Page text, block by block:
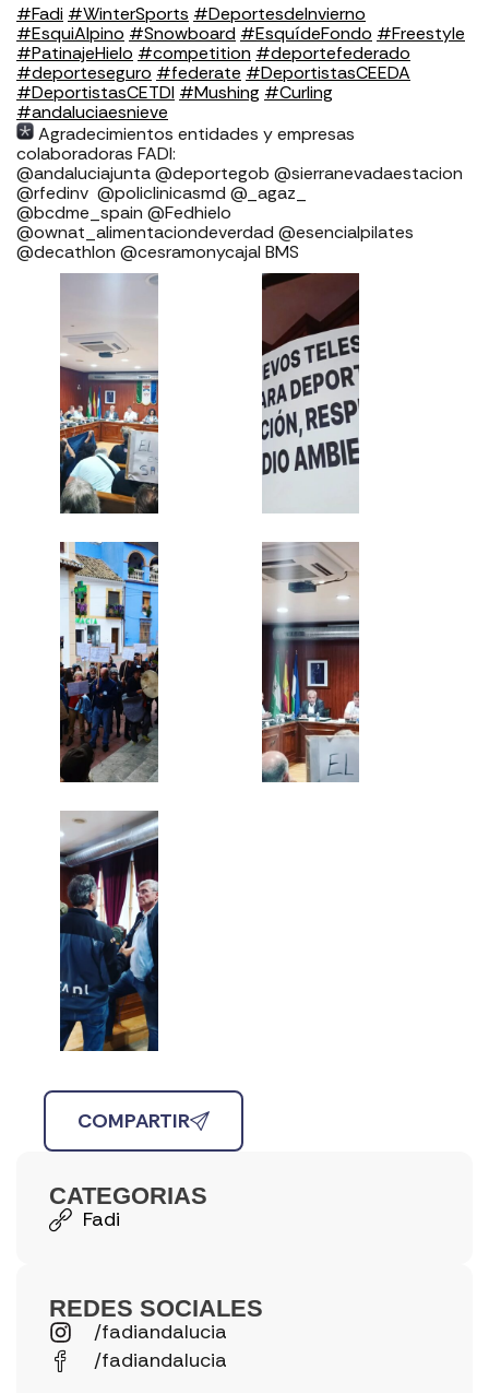
#Fadi #WinterSports #DeportesdeInvierno
#EsquiAlpino #Snowboard #EsquídeFondo #Freestyle
#PatinajeHielo #competition #deportefederado
#deporteseguro #federate #DeportistasCEEDA
#DeportistasCETDI #Mushing #Curling
#andaluciaesnieve
Agradecimientos entidades y empresas
colaboradoras FADI: ⁣⁣⁣⁣⁣⁣⁣⁣⁣⁣⁣⁣⁣⁣⁣⁣⁣⁣
⁣⁣⁣⁣@andaluciajunta @deportegob ⁣⁣⁣@sierranevadaestacion
@rfedinv ⁣⁣⁣⁣⁣⁣⁣⁣⁣⁣⁣⁣⁣⁣⁣⁣⁣ @policlinicasmd @_agaz_
@bcdme_spain @Fedhielo
@ownat_alimentaciondeverdad @esencialpilates
@decathlon @cesramonycajal BMS
COMPARTIR
CATEGORIAS
Fadi
REDES SOCIALES
/fadiandalucia
/fadiandalucia